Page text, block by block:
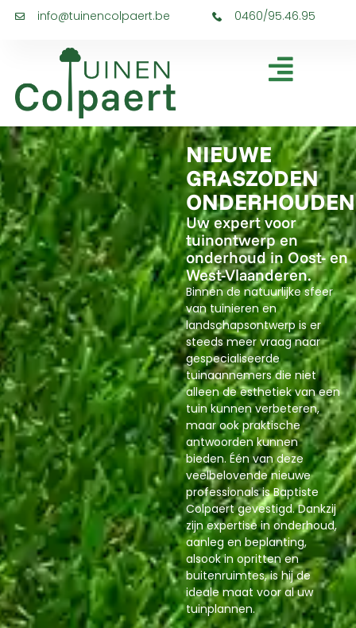
info@tuinencolpaert.be 0460/95.46.95
NIEUWE
GRASZODEN
ONDERHOUDEN
Uw expert voor
tuinontwerp en
onderhoud in Oost- en
West-Vlaanderen.
Binnen de natuurlijke sfeer
van tuinieren en
landschapsontwerp is er
steeds meer vraag naar
gespecialiseerde
tuinaannemers die niet
alleen de esthetiek van een
tuin kunnen verbeteren,
maar ook praktische
antwoorden kunnen
bieden. Één van deze
veelbelovende nieuwe
professionals is Baptiste
Colpaert gevestigd. Dankzij
zijn expertise in onderhoud,
aanleg en beplanting,
alsook in opritten en
buitenruimtes, is hij de
ideale maat voor al uw
tuinplannen.